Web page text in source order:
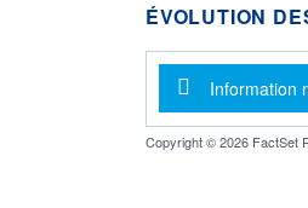
ÉVOLUTION
Message
Information
Copyright © 2026 FactSet